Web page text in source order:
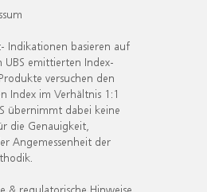
Indikationen basieren auf
emittierten Index-
versuchen den
Index im Verhältnis 1:1
übernimmt dabei keine
die Genauigkeit,
Angemessenheit der